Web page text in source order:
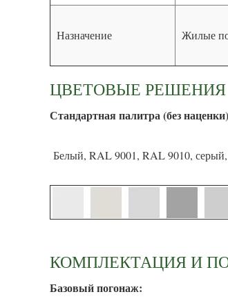
Назначение Жилые
ЦВЕТОВЫЕ РЕШЕНИЯ
Стандартная палитра (без
Белый, RAL 9001, RAL 9010,
КОМПЛЕКТАЦИЯ И
Базовый погонаж: